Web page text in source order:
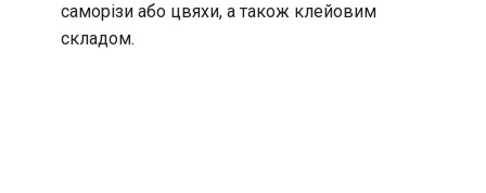
саморізи або цвяхи, а також клейовим
складом.